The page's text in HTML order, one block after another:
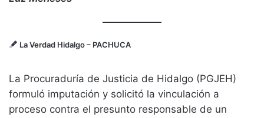
La Verdad Hidalgo– PACHUCA
La Procuraduría de Justicia de Hidalgo (PGJEH)
formuló imputación y solicitó la vinculación a
proceso contra el presunto responsable de un